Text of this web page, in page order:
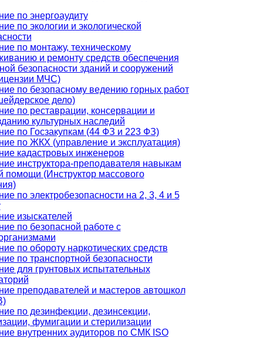
по энергоаудиту
по экологии и экологической
по монтажу, техническому
и ремонту средств обеспечения
безопасности зданий и сооружений
МЧС)
по безопасному ведению горных работ
дело)
по реставрации, консервации и
культурных наследий
по Госзакупкам (44 ФЗ и 223 ФЗ)
по ЖКХ (управление и эксплуатация)
кадастровых инженеров
инструктора-преподавателя навыкам
помощи (Инструктор массового
по электробезопасности на 2, 3, 4 и 5
изыскателей
по безопасной работе с
по обороту наркотических средств
по транспортной безопасности
для грунтовых испытательных
преподавателей и мастеров автошкол
по дезинфекции, дезинсекции,
фумигации и стерилизации
внутренних аудиторов по СМК ISO